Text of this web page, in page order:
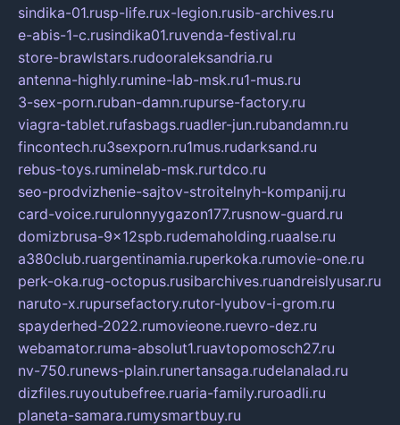
sindika-01.rusp-life.rux-legion.rusib-archives.ru
e-abis-1-c.rusindika01.ruvenda-festival.ru
store-brawlstars.rudooraleksandria.ru
antenna-highly.rumine-lab-msk.ru1-mus.ru
3-sex-porn.ruban-damn.rupurse-factory.ru
viagra-tablet.rufasbags.ruadler-jun.rubandamn.ru
fincontech.ru3sexporn.ru1mus.rudarksand.ru
rebus-toys.ruminelab-msk.rurtdco.ru
seo-prodvizhenie-sajtov-stroitelnyh-kompanij.ru
card-voice.rurulonnyygazon177.rusnow-guard.ru
domizbrusa-9x12spb.rudemaholding.ruaalse.ru
a380club.ruargentinamia.ruperkoka.rumovie-one.ru
perk-oka.rug-octopus.rusibarchives.ruandreislyusar.ru
naruto-x.rupursefactory.rutor-lyubov-i-grom.ru
spayderhed-2022.rumovieone.ruevro-dez.ru
webamator.ruma-absolut1.ruavtopomosch27.ru
nv-750.runews-plain.runertansaga.rudelanalad.ru
dizfiles.ruyoutubefree.ruaria-family.ruroadli.ru
planeta-samara.rumysmartbuy.ru